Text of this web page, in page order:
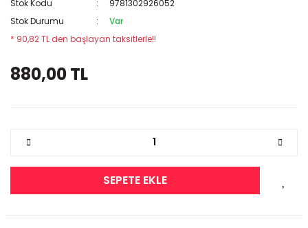
Stok Kodu
9781302926052
Stok Durumu
Var
* 90,82 TL den başlayan taksitlerle!!
880,00 TL
SEPETE EKLE